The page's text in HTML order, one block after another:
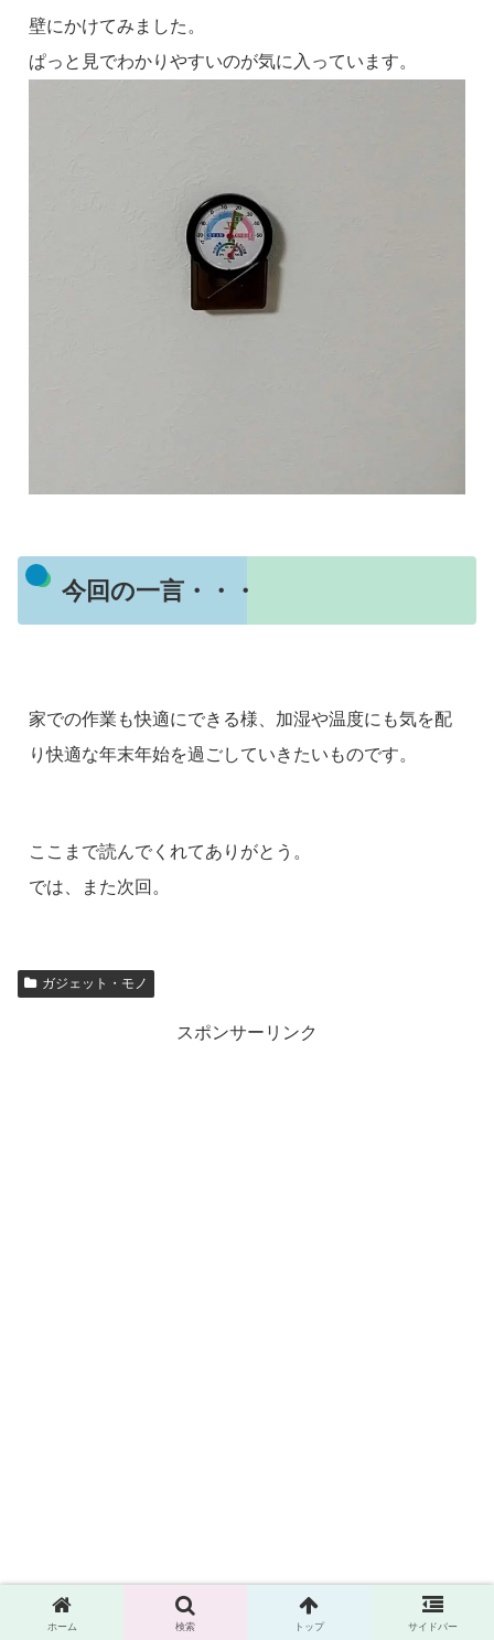
壁にかけてみました。
ぱっと見でわかりやすいのが気に入っています。
今回の一言・・・
家での作業も快適にできる様、加湿や温度にも気を配
り快適な年末年始を過ごしていきたいものです。
ここまで読んでくれてありがとう。
では、また次回。
ガジェット・モノ
スポンサーリンク
ホーム 検索 トップ サイドバー